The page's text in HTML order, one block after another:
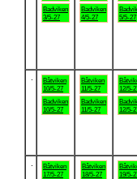
Badviken
3/5-27
Badviken
4/5-27
5/5-27
Båtviken
10/5-27
Badviken
10/5-27
Båtviken
11/5-27
Badviken
11/5-27
12/5-
12/5-
Båtviken
17/5-27
Båtviken
18/5-27
19/5-